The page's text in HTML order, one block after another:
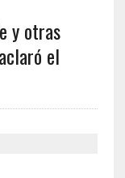
y otras
el